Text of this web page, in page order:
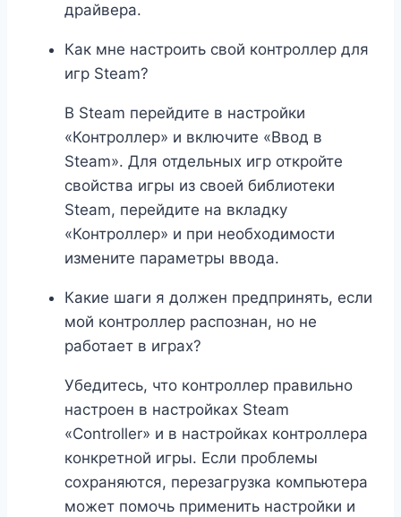
драйвера.
Как мне настроить свой контроллер для
игр Steam?
В Steam перейдите в настройки
«Контроллер» и включите «Ввод в
Steam». Для отдельных игр откройте
свойства игры из своей библиотеки
Steam, перейдите на вкладку
«Контроллер» и при необходимости
измените параметры ввода.
Какие шаги я должен предпринять, если
мой контроллер распознан, но не
работает в играх?
Убедитесь, что контроллер правильно
настроен в настройках Steam
«Controller» и в настройках контроллера
конкретной игры. Если проблемы
сохраняются, перезагрузка компьютера
может помочь применить настройки и